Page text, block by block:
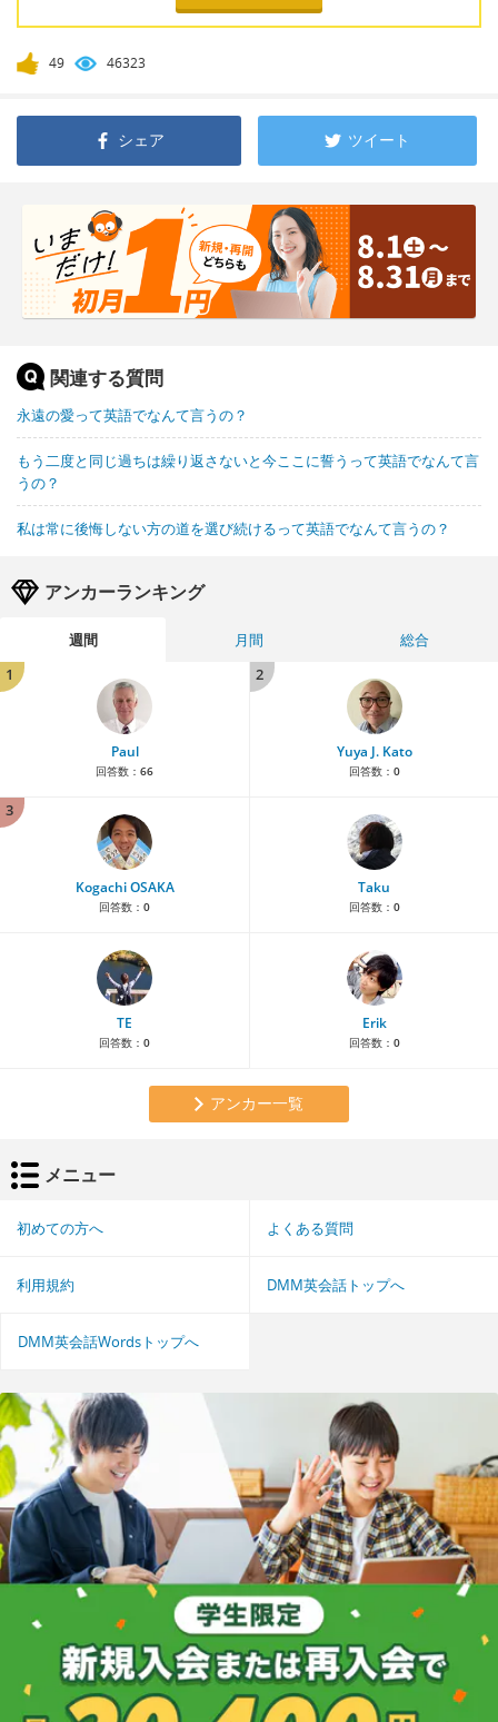
49 46323
シェア ツイート
関連する質問
永遠の愛って英語でなんて言うの？
もう二度と同じ過ちは繰り返さないと今ここに誓うって英語でなんて言
うの？
私は常に後悔しない方の道を選び続けるって英語でなんて言うの？
アンカーランキング
週間 月間
総合
1
Paul
回答数： 66
2
Yuya J. Kato
回答数： 0
3
Kogachi OSAKA
回答数： 0
Taku
回答数： 0
TE
回答数： 0
Erik
回答数： 0
アンカー一覧
メニュー
初めての方へ よくある質問
利用規約 DMM英会話トップへ
DMM英会話Wordsトップへ